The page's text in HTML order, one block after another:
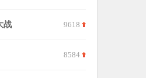
狙击精英4手机版